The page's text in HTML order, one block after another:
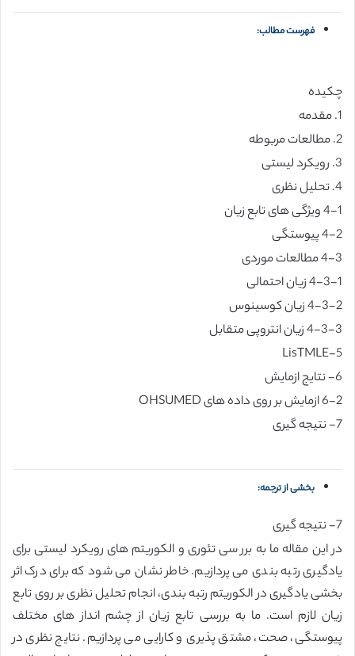
فهرست مطالب:
چکیده
1. مقدمه
2. مطالعات مربوطه
3. رویکرد لیستی
4. تحلیل نظری
4-1 ویژگی های تابع زیان
4-2 پیوستگی
4-3 مطالعات موردی
4-3-1 زیان احتمالی
4-3-2 زیان کوسینوس
4-3-3 زیان انتروپی متقابل
5-LisTMLE
6- نتایج ازمایش
6-2 ازمایش بر روی داده های OHSUMED
7- نتیجه گیری
بخشی از ترجمه:
7- نتیجه گیری
در این مقاله ما به برر سی تئوری و الکوریتم های رویکرد لیستی برای
یادگیری رتبه بندی می پردازیم. خاطر نشان می شود که برای درک اثر
بخشی یادگیری در الکوریتم رتبه بندی، انجام تحلیل نظری بر روی تابع
زیان لازم است. ما به بررسی تابع زیان از چشم انداز های مختلف
پیوستگی، صحت، مشتق پذیری و کارایی می پردازیم. نتایج نظری در